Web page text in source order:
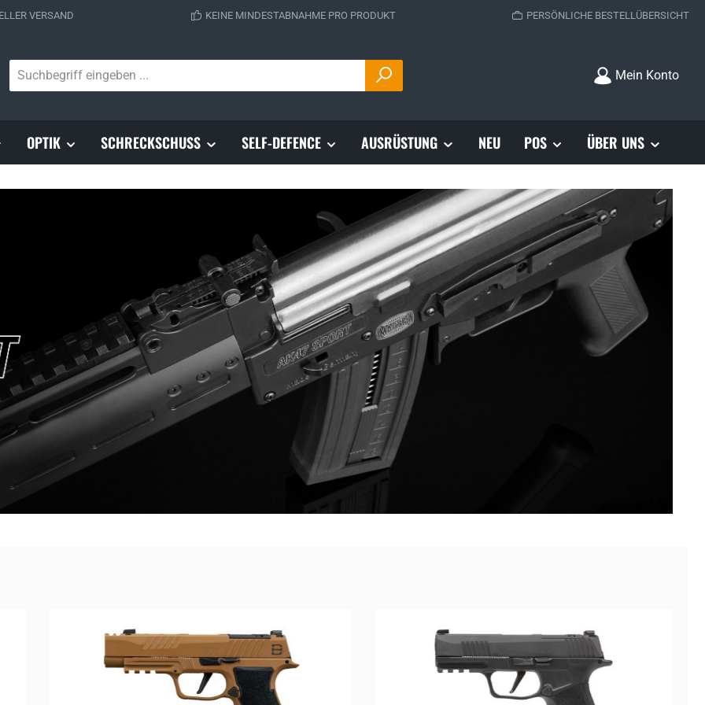
VERSAND KEINE MINDESTABNAHME PRO PRODUKT PERSÖNLICHE BESTELLÜBERSICHT
Mein Konto
OPTIK SCHRECKSCHUSS SELF-DEFENCE AUSRÜSTUNG NEU POS ÜBER UNS